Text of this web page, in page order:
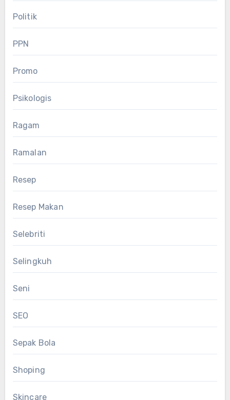
Politik
PPN
Promo
Psikologis
Ragam
Ramalan
Resep
Resep Makan
Selebriti
Selingkuh
Seni
SEO
Sepak Bola
Shoping
Skincare